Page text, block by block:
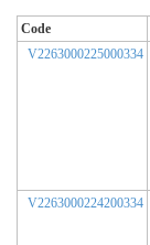
Code
V2263000225000334
V2263000224200334